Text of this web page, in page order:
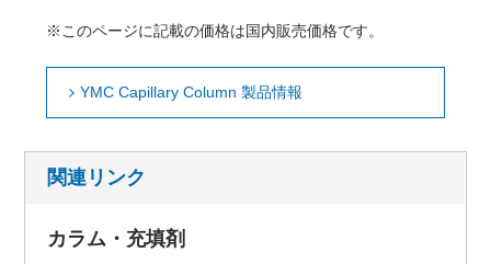
※このページに記載の価格は国内販売価格です。
YMC Capillary Column 製品情報
関連リンク
カラム・充填剤